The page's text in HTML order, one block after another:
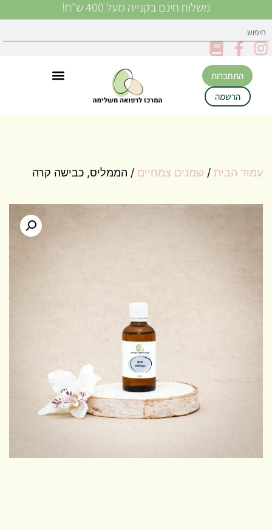
משלוח חינם בקנייה מעל 400 ש"ח!
התחברות
הרשמה
עמוד הבית / שמנים צמחיים / הממליס, כבישה קרה